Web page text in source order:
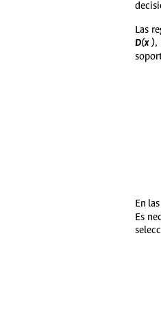
Las
D(x ),
En
Es